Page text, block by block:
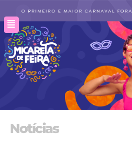
para
conteúdo
Notícias